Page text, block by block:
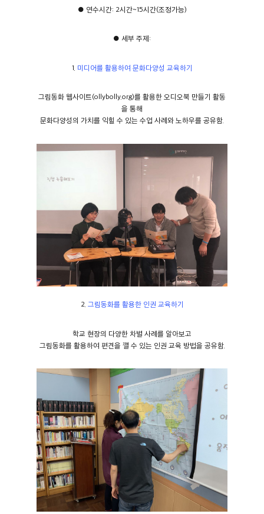
● 연수시간: 2시간~15시간(조정가능)
● 세부 주제:
1. 미디어를 활용하여 문화다양성 교육하기
그림동화 웹사이트(ollybolly.org)를 활용한 오디오북 만들기 활동
을 통해
문화다양성의 가치를 익힐 수 있는 수업 사례와 노하우를 공유함.
2. 그림동화를 활용한 인권 교육하기
학교 현장의 다양한 차별 사례를 알아보고
그림동화를 활용하여 편견을 깰 수 있는 인권 교육 방법을 공유함.